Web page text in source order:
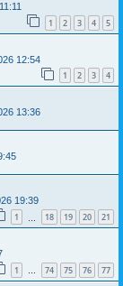
1 2 3 4 5
12:54
1 2 3 4
13:36
19:39
1 18 19 20 21
1 … 74 75 76 77